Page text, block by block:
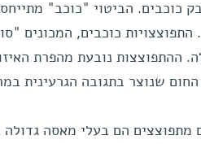
כוכבים. הביטוי "כוכב"
התפוצצויות כוכבים, המכונים
ההתפוצצות נובעת מהפרת
שנוצר בתגובה הגרעינית
מתפוצצים הם בעלי מאסה גדולה